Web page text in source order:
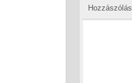
Hozzászólás